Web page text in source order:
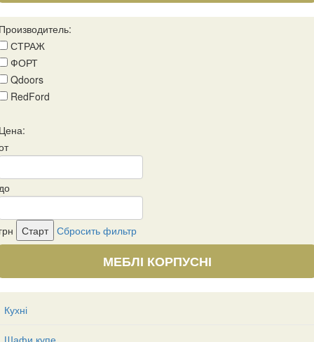
СТРАЖ
ФОРТ
Qdoors
RedFord
Сбросить фильтр
МЕБЛІ КОРПУСНІ
Кухні
Шафи купе